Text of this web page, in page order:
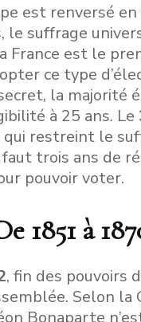
est renversé en
le suffrage
France est le
ce type
la majorité
à 25 ans. Le
restreint le
trois ans de
pouvoir voter.
1851 à
, fin des pouvoirs
Selon
Bonaparte